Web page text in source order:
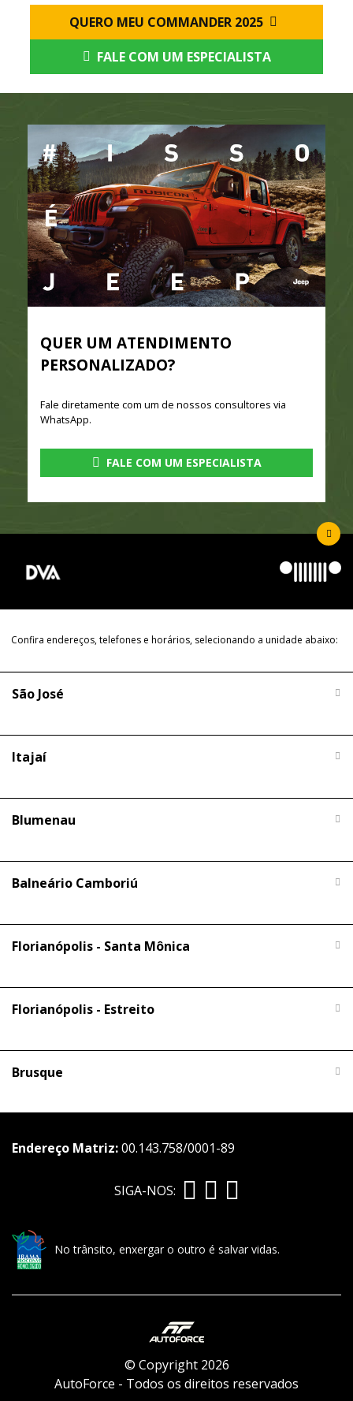
QUERO MEU COMMANDER 2025
FALE COM UM ESPECIALISTA
QUER UM ATENDIMENTO
PERSONALIZADO?
Fale diretamente com um de nossos consultores via
WhatsApp.
FALE COM UM ESPECIALISTA
Confira endereços, telefones e horários, selecionando a unidade abaixo:
São José
Itajaí
Blumenau
Balneário Camboriú
Florianópolis - Santa Mônica
Florianópolis - Estreito
Brusque
Endereço Matriz:00.143.758/0001-89
SIGA-NOS:
No trânsito, enxergar o outro é salvar vidas.
© Copyright 2026
AutoForce - Todos os direitos reservados